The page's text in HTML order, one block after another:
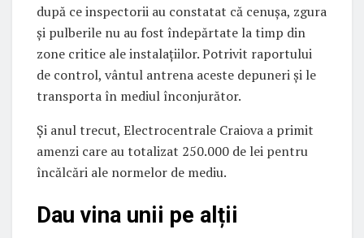
după ce inspectorii au constatat că cenușa, zgura
și pulberile nu au fost îndepărtate la timp din
zone critice ale instalațiilor. Potrivit raportului
de control, vântul antrena aceste depuneri și le
transporta în mediul înconjurător.
Și anul trecut, Electrocentrale Craiova a primit
amenzi care au totalizat 250.000 de lei pentru
încălcări ale normelor de mediu.
Dau vina unii pe alții